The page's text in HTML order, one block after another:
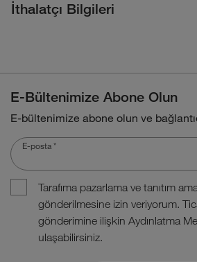
İthalatçı Bilgileri
E-Bültenimize Abone Olun
E-bültenimize abone olun ve
E-posta *
Tarafıma pazarlama ve tanıtım
gönderilmesine izin veriyorum.
gönderimine ilişkin Aydınlatma
ulaşabilirsiniz.